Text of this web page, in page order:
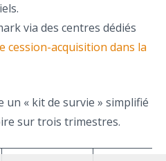
via des centres dédiés
cession-acquisition dans la
« kit de survie » simplifié
sur trois trimestres.